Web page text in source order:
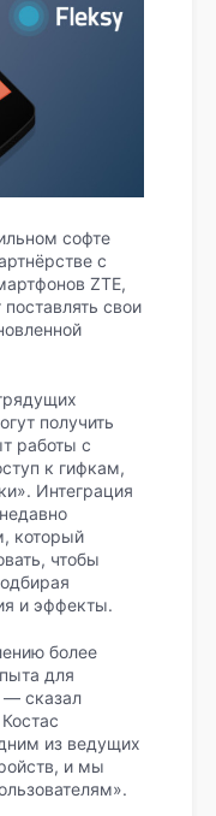
софте
с
ZTE,
свои
получить
работы с
к гифкам,
Интеграция
который
чтобы
и эффекты.
более
для
— сказал
из ведущих
и мы